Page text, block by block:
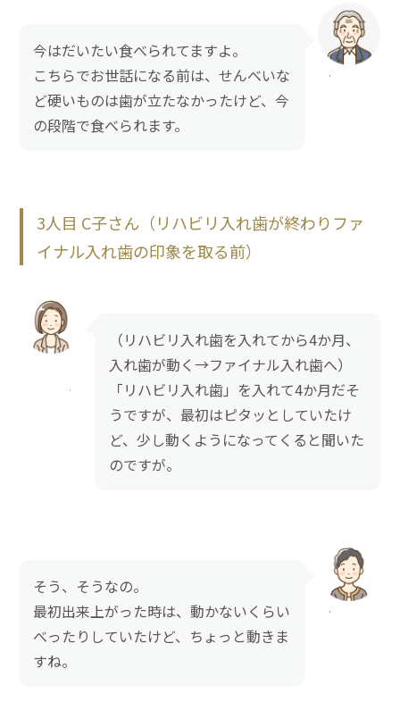
今はだいたい食べられてますよ。
こちらでお世話になる前は、せんべいな
ど硬いものは歯が立たなかったけど、今
の段階で食べられます。
3人目 C子さん（リハビリ入れ歯が終わりファ
イナル入れ歯の印象を取る前）
（リハビリ入れ歯を入れてから4か月、
入れ歯が動く→ファイナル入れ歯へ）
「リハビリ入れ歯」を入れて4か月だそ
うですが、最初はピタッとしていたけ
ど、少し動くようになってくると聞いた
のですが。
そう、そうなの。
最初出来上がった時は、動かないくらい
べったりしていたけど、ちょっと動きま
すね。